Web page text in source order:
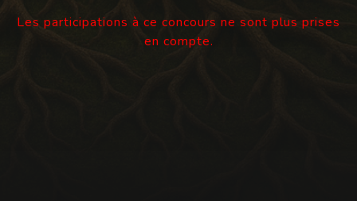
Les participations à ce concours ne sont plus prises
en compte.